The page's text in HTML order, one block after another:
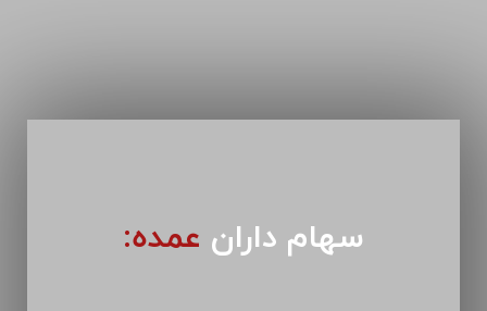
سهام داران عمده: